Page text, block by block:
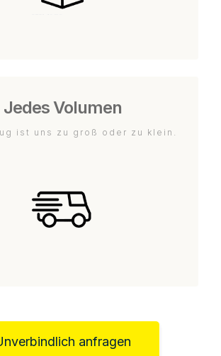
Jedes Volumen
ist uns zu groß oder zu klein.
anfragen